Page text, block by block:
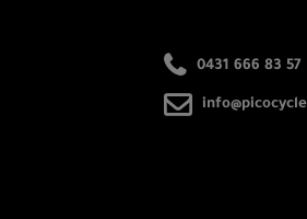
0431 666 83 57